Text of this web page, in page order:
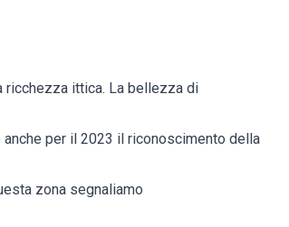
ricchezza ittica. La bellezza di
per il 2023 il riconoscimento della
zona segnaliamo